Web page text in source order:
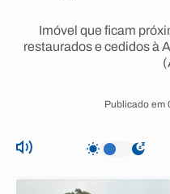
Imóvel que ficam
restaurados e cedidos à
Publicado em